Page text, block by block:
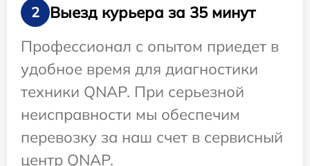
2
Выезд курьера за 35 минут
Профессионал с опытом приедет в
удобное время для диагностики
техники QNAP. При серьезной
неисправности мы обеспечим
перевозку за наш счет в сервисный
центр QNAP.